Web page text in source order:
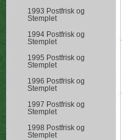
1993 Postfrisk og
Stemplet
1994 Postfrisk og
Stemplet
1995 Postfrisk og
Stemplet
1996 Postfrisk og
Stemplet
1997 Postfrisk og
Stemplet
1998 Postfrisk og
Stemplet